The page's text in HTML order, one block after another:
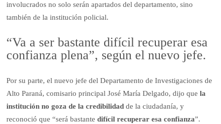
involucrados no solo serán apartados del departamento, sino
también de la institución policial.
“Va a ser bastante difícil recuperar esa
confianza plena”, según el nuevo jefe.
Por su parte, el nuevo jefe del Departamento de Investigaciones de
Alto Paraná, comisario principal José María Delgado, dijo que la
institución no goza de la credibilidad de la ciudadanía, y
reconoció que “será bastantedifícil recuperar esa confianza”.